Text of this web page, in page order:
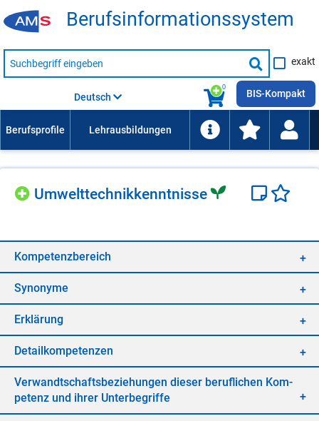
Be­rufs­in­for­ma­ti­ons­sys­tem
Suche
nach
Suche
starten
exakt
0
Deutsch BIS-Kompakt
Um­welt­tech­nik­kennt­nis­se
Kom­pe­tenz­be­reich
Syn­ony­me
Er­klä­rung
De­tail­kom­pe­ten­zen
Ver­wandt­schafts­be­zie­hun­gen die­ser be­ruf­li­chen Kom­
pe­tenz und ih­rer Un­ter­be­grif­fe